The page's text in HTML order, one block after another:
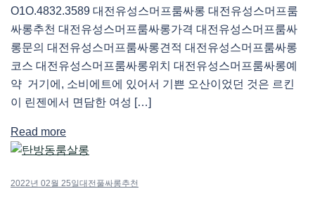
O1O.4832.3589 대전유성스머프룸싸롱 대전유성스머프룸
싸롱추천 대전유성스머프룸싸롱가격 대전유성스머프룸싸
롱문의 대전유성스머프룸싸롱견적 대전유성스머프룸싸롱
코스 대전유성스머프룸싸롱위치 대전유성스머프룸싸롱예
약 거기에, 소비에트에 있어서 기쁜 오산이었던 것은 르킨
이 린젠에서 면담한 여성 […]
Read more
2022년 02월 25일 대전풀싸롱추천